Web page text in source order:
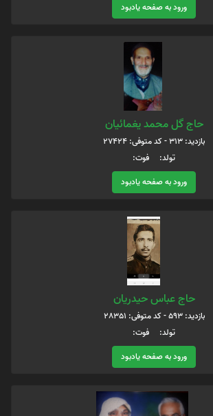
ورود به صفحه یادبود
حاج گل محمد یغمائیان
بازدید: 313 - کد متوفی: 27424
تولد: فوت:
ورود به صفحه یادبود
حاج عباس حیدریان
بازدید: 593 - کد متوفی: 28351
تولد: فوت:
ورود به صفحه یادبود